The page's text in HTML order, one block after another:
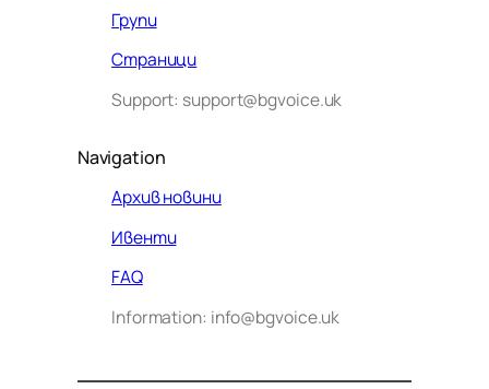
Групи
Страници
Support: support@bgvoice.uk
Navigation
Архив новини
Ивенти
FAQ
Information: info@bgvoice.uk
VOICE UK. С какво мога да